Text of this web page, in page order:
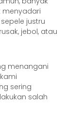
menyadari
justru
jebol, atau
menangani
sering
salah